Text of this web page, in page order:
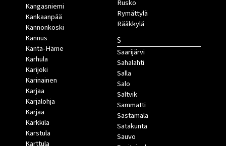
Kangasniemi
Kankaanpää
Kannonkoski
Kannus
Kanta-Häme
Karhula
Karijoki
Karinainen
Karjaa
Karjalohja
Karjaa
Karkkila
Karstula
Karttula
Rusko
Rymättylä
Rääkkylä
S
Saarijärvi
Sahalahti
Salla
Salo
Saltvik
Sammatti
Sastamala
Satakunta
Sauvo